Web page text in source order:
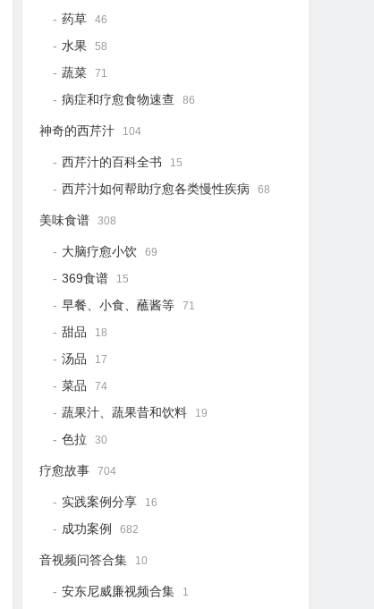
药草 46
水果 58
蔬菜 71
病症和疗愈食物速查 86
神奇的西芹汁 104
西芹汁的百科全书 15
西芹汁如何帮助疗愈各类慢性疾病 68
美味食谱 308
大脑疗愈小饮 69
369食谱 15
早餐、小食、蘸酱等 71
甜品 18
汤品 17
菜品 74
蔬果汁、蔬果昔和饮料 19
色拉 30
疗愈故事 704
实践案例分享 16
成功案例 682
音视频问答合集 10
安东尼威廉视频合集 1